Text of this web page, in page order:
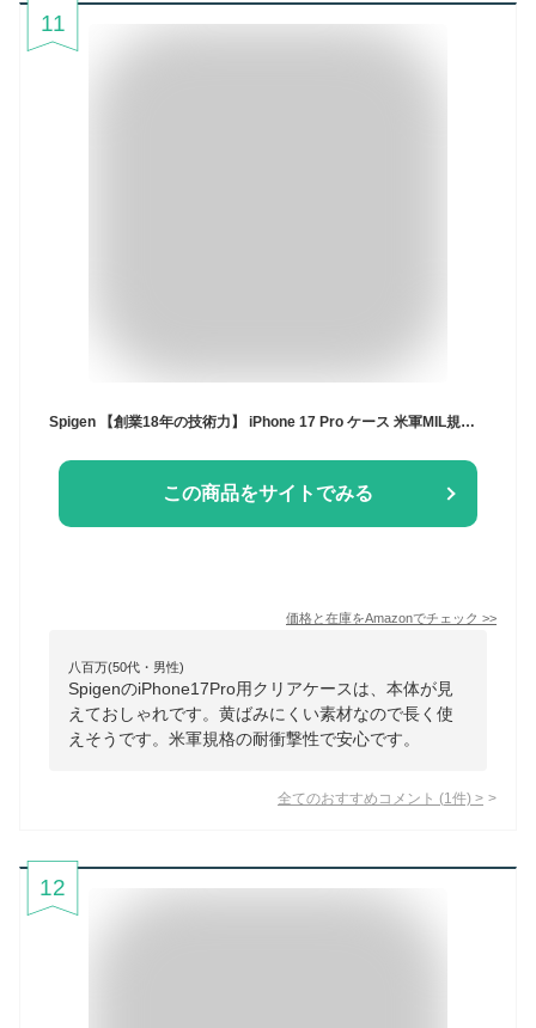
11
Spigen 【創業18年の技術力】 iPhone 17 Pro ケース 米軍MIL規格 クリア 透明 ストラップホール 耐衝撃 ウルトラ・ハイブリッド (クリスタル・クリア) ACS10064
この商品をサイトでみる
価格と在庫をAmazonでチェック >>
八百万(50代・男性)
SpigenのiPhone17Pro用クリアケースは、本体が見
えておしゃれです。黄ばみにくい素材なので長く使
えそうです。米軍規格の耐衝撃性で安心です。
全てのおすすめコメント (1 件) >
12